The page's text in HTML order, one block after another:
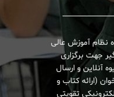
نظام آموزش عالی
جهت برگزاری
آنلاین و ارسال
(ارائه کتاب و
تقویتی